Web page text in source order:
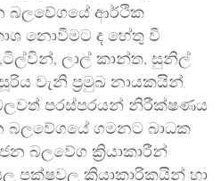
බලවේගයේ ආර්ථික
නොවීමට ද හේතු වී
ලාල් කාන්ත, සුනිල්
වැනි ප්‍රමුඛ නායකයින්
පරස්පරයන් නිරීක්ෂණය
බලවේගයේ ගමනට බාධක
බලවේග ක්‍රියාකාරීන්
පක්ෂවල ක්‍රියාකාරිකයින් හා